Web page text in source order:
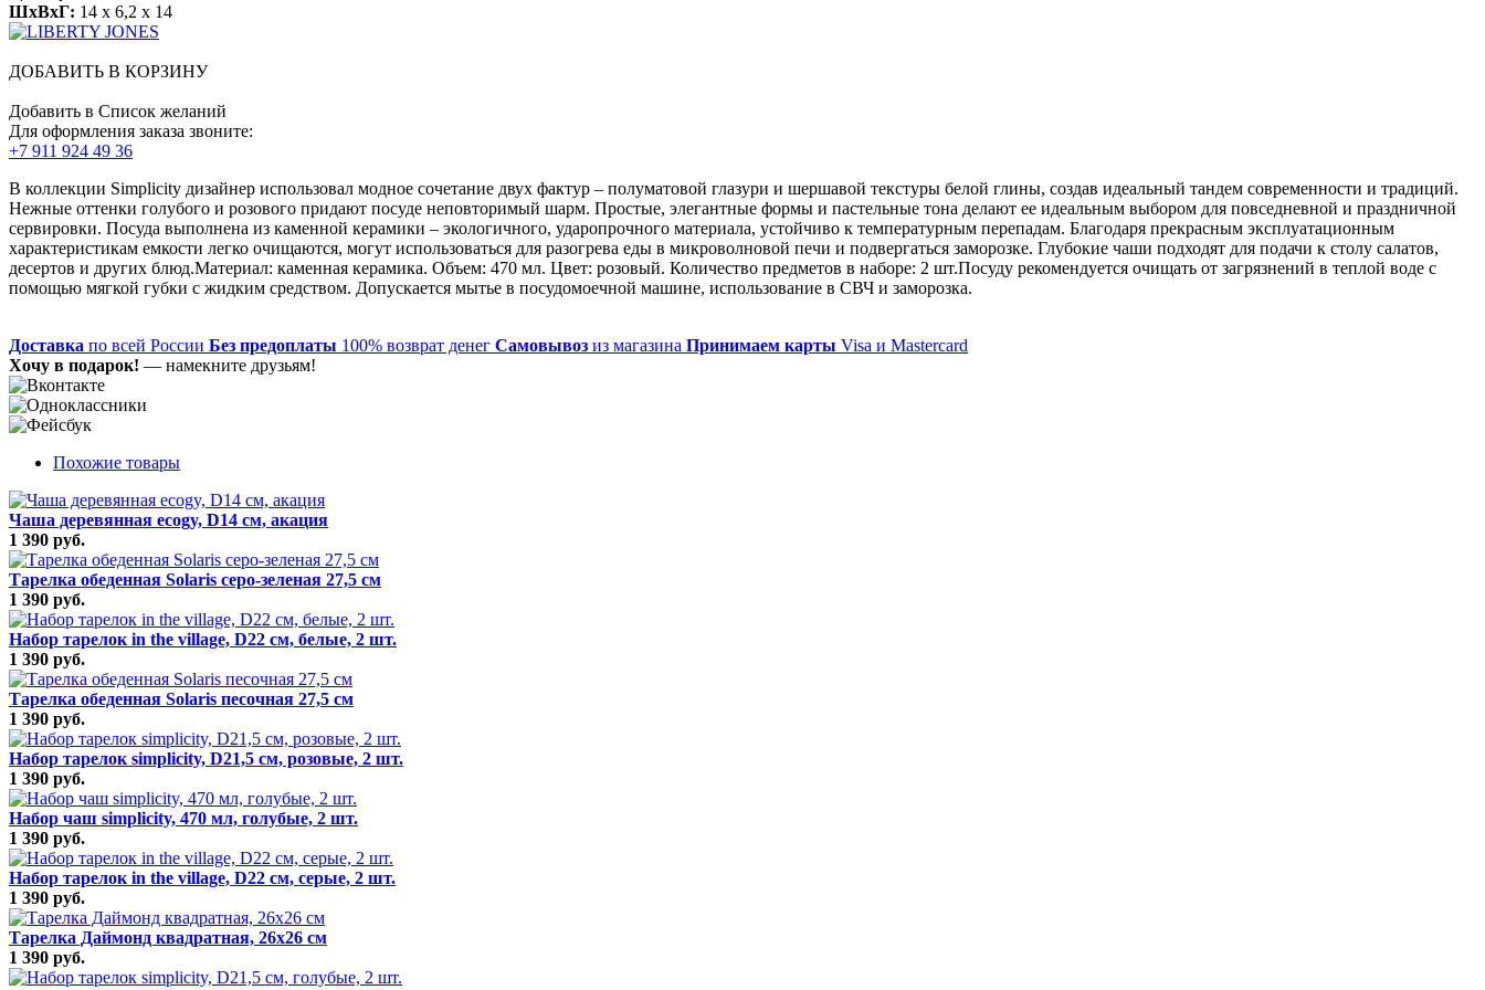
ШхВхГ: 14 x 6,2 x 14
ДОБАВИТЬ В КОРЗИНУ
Добавить в Список желаний
Для оформления заказа звоните:
+7 911 924 49 36
В коллекции Simplicity дизайнер использовал модное сочетание двух фактур – полуматовой глазури и шершавой текстуры белой глины, создав идеальный тандем современности и традиций.
Нежные оттенки голубого и розового придают посуде неповторимый шарм. Простые, элегантные формы и пастельные тона делают ее идеальным выбором для повседневной и праздничной
сервировки. Посуда выполнена из каменной керамики – экологичного, ударопрочного материала, устойчиво к температурным перепадам. Благодаря прекрасным эксплуатационным
характеристикам емкости легко очищаются, могут использоваться для разогрева еды в микроволновой печи и подвергаться заморозке. Глубокие чаши подходят для подачи к столу салатов,
десертов и других блюд.Материал: каменная керамика. Объем: 470 мл. Цвет: розовый. Количество предметов в наборе: 2 шт.Посуду рекомендуется очищать от загрязнений в теплой воде с
помощью мягкой губки с жидким средством. Допускается мытье в посудомоечной машине, использование в СВЧ и заморозка.
Доставка по всей России Без предоплаты 100% возврат денег Самовывоз из магазина Принимаем карты Visa и Mastercard
Хочу в подарок! — намекните друзьям!
Похожие товары
Чаша деревянная ecogy, D14 см, акация
1 390 руб.
Тарелка обеденная Solaris серо-зеленая 27,5 см
1 390 руб.
Набор тарелок in the village, D22 см, белые, 2 шт.
1 390 руб.
Тарелка обеденная Solaris песочная 27,5 см
1 390 руб.
Набор тарелок simplicity, D21,5 см, розовые, 2 шт.
1 390 руб.
Набор чаш simplicity, 470 мл, голубые, 2 шт.
1 390 руб.
Набор тарелок in the village, D22 см, серые, 2 шт.
1 390 руб.
Тарелка Даймонд квадратная, 26х26 см
1 390 руб.